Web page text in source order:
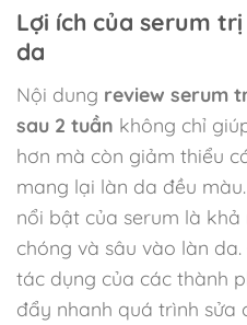
Lợi ích của serum
da
Nội dung review serum
sau 2 tuần không chỉ
hơn mà còn giảm thiểu
mang lại làn da đều
nổi bật của serum là
chóng và sâu vào làn
tác dụng của các thành
đẩy nhanh quá trình